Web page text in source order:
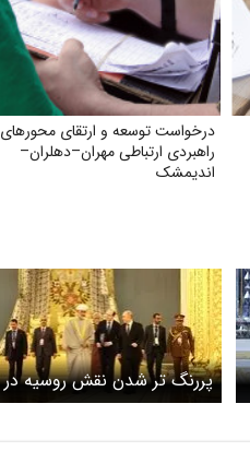
درخواست توسعه و ارتقای محورهای
راهبردی ارتباطی مهران–دهلران–
اندیمشک
پررنگ تر شدن نقش روسیه در
مذاکرات هسته‌ای ایران /از